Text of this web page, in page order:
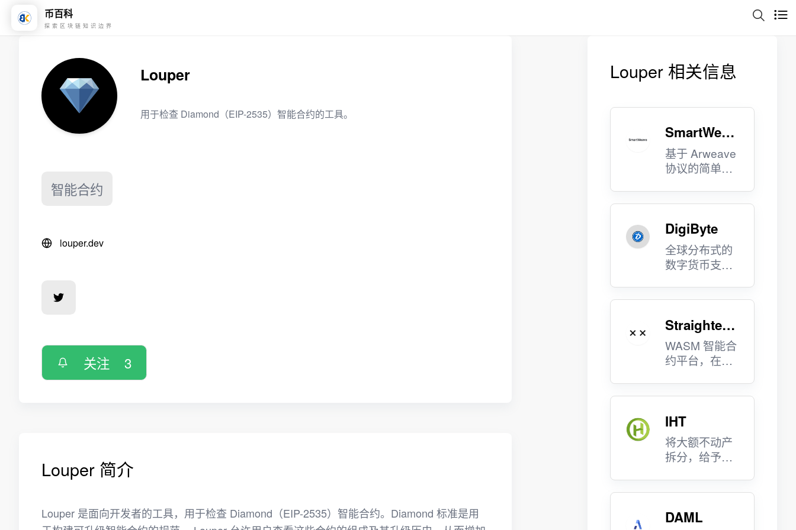
币百科
探索区块链知识边界
Louper
用于检查 Diamond（EIP-2535）智能合约的工具。
智能合约
louper.dev
关注 3
Louper 简介
Louper 是面向开发者的工具，用于检查 Diamond（EIP-2535）智能合约。Diamond 标准是用
Louper 相关信息
SmartWeav
e
基于 Arweave
协议的简单、
合约。
DigiByte
全球分布式的
数字货币支付
Straightedg
e
WASM 智能合
约平台，在链
IHT
将大额不动产
拆分，给予小
DAML